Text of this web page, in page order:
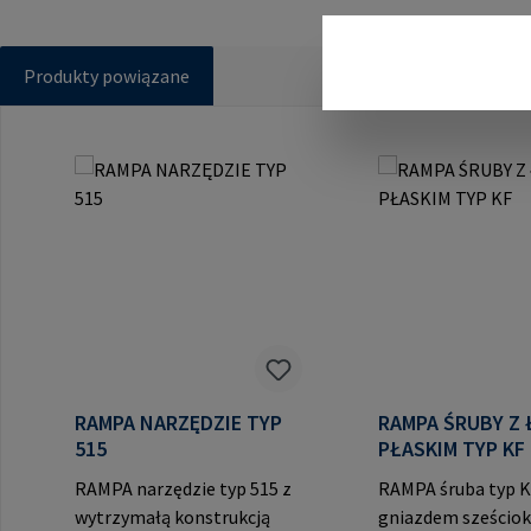
Produkty powiązane
RAMPA NARZĘDZIE TYP
515
RAMPA narzędzie typ 515 z
wytrzymałą konstrukcją
RAMPA ŚRUBY Z
PŁASKIM TYP KF
RAMPA śruba typ
gniazdem